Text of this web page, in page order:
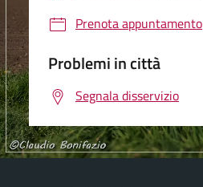
Prenota appuntamento
Problemi in città
Segnala disservizio